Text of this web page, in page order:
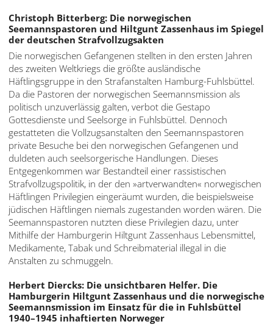
Christoph Bitterberg: Die norwegischen
Seemannspastoren und Hiltgunt Zassenhaus im Spiegel
der deutschen Strafvollzugsakten
Die norwegischen Gefangenen stellten in den ersten Jahren
des zweiten Weltkriegs die größte ausländische
Häftlingsgruppe in den Strafanstalten Hamburg-Fuhlsbüttel.
Da die Pastoren der norwegischen Seemannsmission als
politisch unzuverlässig galten, verbot die Gestapo
Gottesdienste und Seelsorge in Fuhlsbüttel. Dennoch
gestatteten die Vollzugsanstalten den Seemannspastoren
private Besuche bei den norwegischen Gefangenen und
duldeten auch seelsorgerische Handlungen. Dieses
Entgegenkommen war Bestandteil einer rassistischen
Strafvollzugspolitik, in der den »artverwandten« norwegischen
Häftlingen Privilegien eingeräumt wurden, die beispielsweise
jüdischen Häftlingen niemals zugestanden worden wären. Die
Seemannspastoren nutzten diese Privilegien dazu, unter
Mithilfe der Hamburgerin Hiltgunt Zassenhaus Lebensmittel,
Medikamente, Tabak und Schreibmaterial illegal in die
Anstalten zu schmuggeln.
Herbert Diercks: Die unsichtbaren Helfer. Die
Hamburgerin Hiltgunt Zassenhaus und die norwegische
Seemannsmission im Einsatz für die in Fuhlsbüttel
1940–1945 inhaftierten Norweger